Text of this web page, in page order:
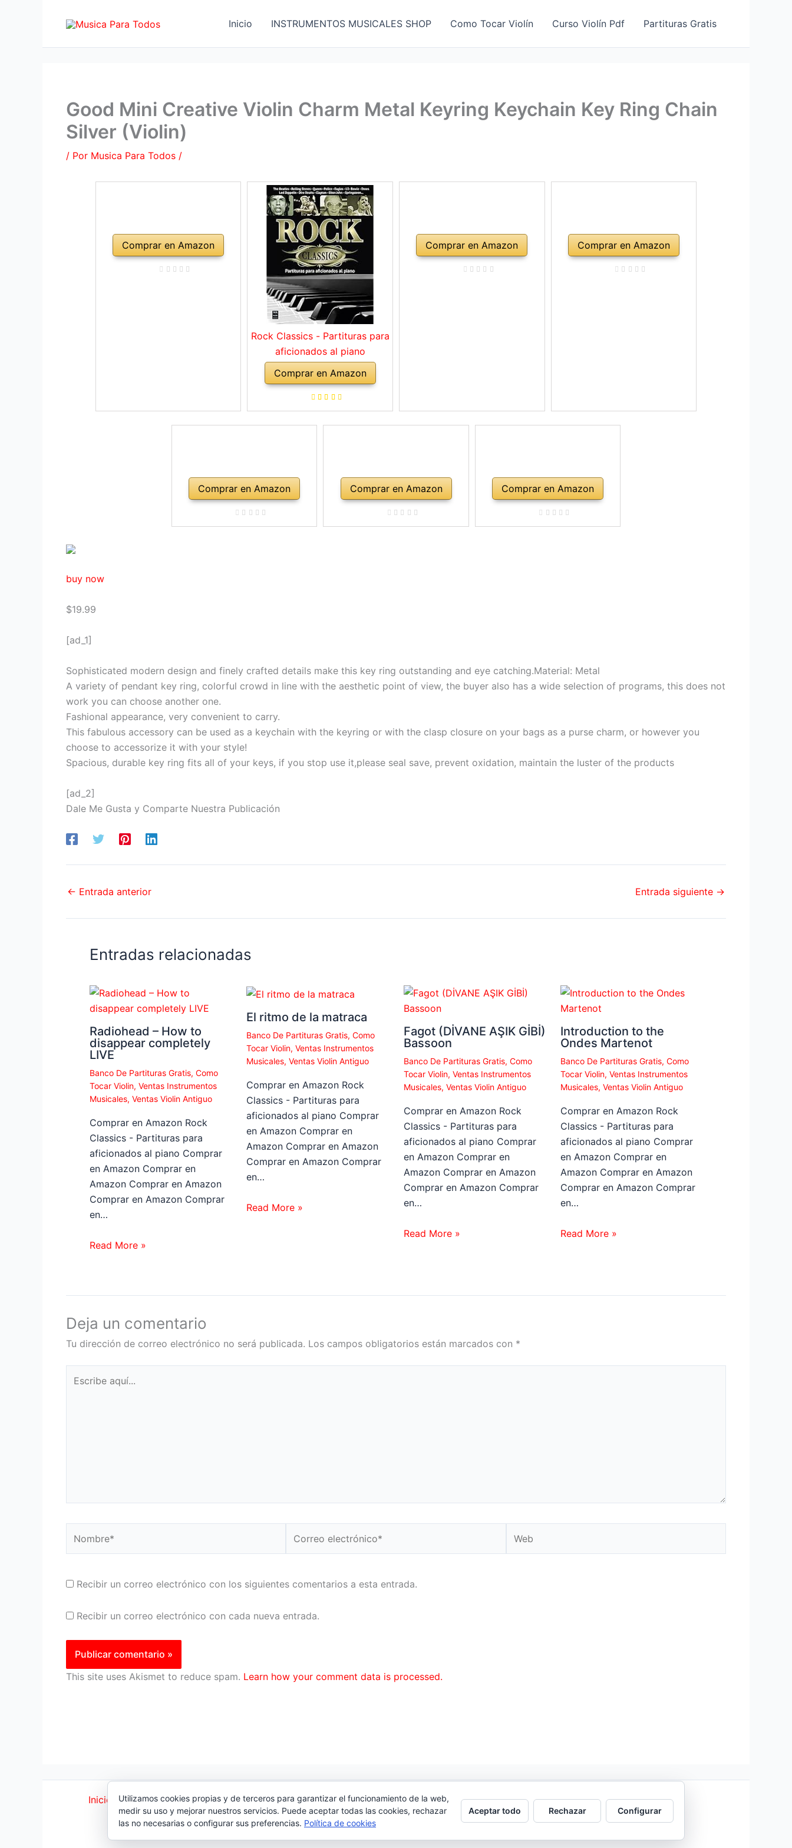
Inicio INSTRUMENTOS MUSICALES SHOP Como Tocar Violín Curso Violín Pdf Partituras Gratis
Good Mini Creative Violin Charm Metal Keyring Keychain Key Ring Chain
Silver (Violin)
/ Por Musica Para Todos /
Comprar en Amazon
Rock Classics - Partituras para
aficionados al piano
Comprar en Amazon
Comprar en Amazon Comprar en Amazon
Comprar en Amazon Comprar en Amazon Comprar en Amazon
buy now
$19.99
[ad_1]
Sophisticated modern design and finely crafted details make this key ring outstanding and eye catching.Material: Metal
A variety of pendant key ring, colorful crowd in line with the aesthetic point of view, the buyer also has a wide selection of programs, this does not
work you can choose another one.
Fashional appearance, very convenient to carry.
This fabulous accessory can be used as a keychain with the keyring or with the clasp closure on your bags as a purse charm, or however you
choose to accessorize it with your style!
Spacious, durable key ring fits all of your keys, if you stop use it,please seal save, prevent oxidation, maintain the luster of the products
[ad_2]
Dale Me Gusta y Comparte Nuestra Publicación
← Entrada anterior Entrada siguiente →
Entradas relacionadas
Radiohead – How to
disappear completely
LIVE
Banco De Partituras Gratis, Como
Tocar Violin, Ventas Instrumentos
Musicales, Ventas Violin Antiguo
Comprar en Amazon Rock
Classics - Partituras para
aficionados al piano Comprar
en Amazon Comprar en
Amazon Comprar en Amazon
Comprar en Amazon Comprar
en…
Read More »
El ritmo de la matraca
Banco De Partituras Gratis,Como
Tocar Violin,Ventas Instrumentos
Musicales,Ventas Violin Antiguo
Comprar en Amazon Rock
Classics - Partituras para
aficionados al piano Comprar
en Amazon Comprar en
Amazon Comprar en Amazon
Comprar en Amazon Comprar
en…
Read More »
Fagot (DİVANE AŞIK GİBİ)
Bassoon
Banco De Partituras Gratis, Como
Tocar Violin, Ventas Instrumentos
Musicales, Ventas Violin Antiguo
Comprar en Amazon Rock
Classics - Partituras para
aficionados al piano Comprar
en Amazon Comprar en
Amazon Comprar en Amazon
Comprar en Amazon Comprar
en…
Read More »
Introduction to the
Ondes Martenot
Banco De Partituras Gratis, Como
Tocar Violin, Ventas Instrumentos
Musicales, Ventas Violin Antiguo
Comprar en Amazon Rock
Classics - Partituras para
aficionados al piano Comprar
en Amazon Comprar en
Amazon Comprar en Amazon
Comprar en Amazon Comprar
en…
Read More »
Deja un comentario
Tu dirección de correo electrónico no será publicada. Los campos obligatorios están marcados con *
aquí...
electrónico*
Recibir un correo electrónico con los siguientes comentarios a esta entrada.
Recibir un correo electrónico con cada nueva entrada.
This site uses Akismet to reduce spam. Learn how your comment data is processed.
Inicio |Política Cookies|Política Privacidad|Contacto
© 2023 |ComoTocarViolin.Com
Utilizamos cookies propias y de terceros para garantizar el funcionamiento de la web,
medir su uso y mejorar nuestros servicios. Puede aceptar todas las cookies, rechazar
las no necesarias o configurar sus preferencias. Política de cookies
Aceptar todo Rechazar Configurar